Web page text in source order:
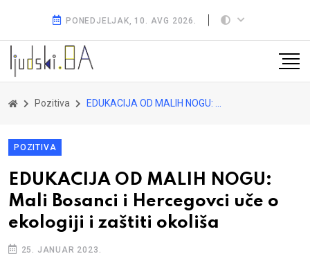
PONEDJELJAK, 10. AVG 2026.
Pozitiva EDUKACIJA OD MALIH NOGU: Mali Bosanci i Hercegovci uče o ekologiji i zaštiti okoliša
POZITIVA
EDUKACIJA OD MALIH NOGU:
Mali Bosanci i Hercegovci uče o
ekologiji i zaštiti okoliša
25. JANUAR 2023.